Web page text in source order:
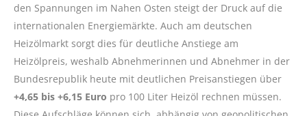
den Spannungen im Nahen Osten steigt der Druck auf die
internationalen Energiemärkte. Auch am deutschen
Heizölmarkt sorgt dies für deutliche Anstiege am
Heizölpreis, weshalb Abnehmerinnen und Abnehmer in der
Bundesrepublik heute mit deutlichen Preisanstiegen über
+4,65 bis +6,15 Euro pro 100 Liter Heizöl rechnen müssen.